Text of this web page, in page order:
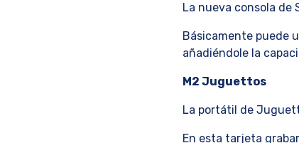
La nueva consola de
Básicamente puede
añadiéndole la
M2 Juguettos
La portátil de
En esta tarjeta